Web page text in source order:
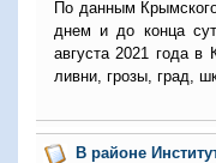
По данным
днем и до конца
августа 2021 года
ливни, грозы, град,
В районе